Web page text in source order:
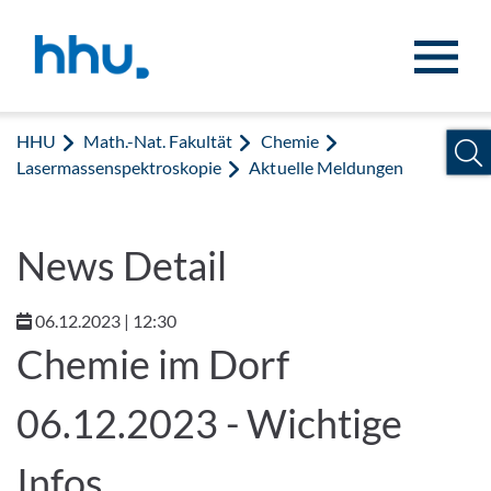
HHU Math.-Nat. Fakultät
Chemie
Lasermassenspektroskopie
Aktuelle Meldungen
News Detail
06.12.2023 | 12:30
Chemie im Dorf
06.12.2023 - Wichtige